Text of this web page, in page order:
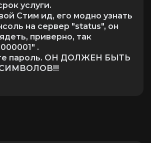
услуги.
Стим ид, его модно узнать
на сервер "status", он
приверно, так
.
пароль. ОН ДОЛЖЕН БЫТЬ